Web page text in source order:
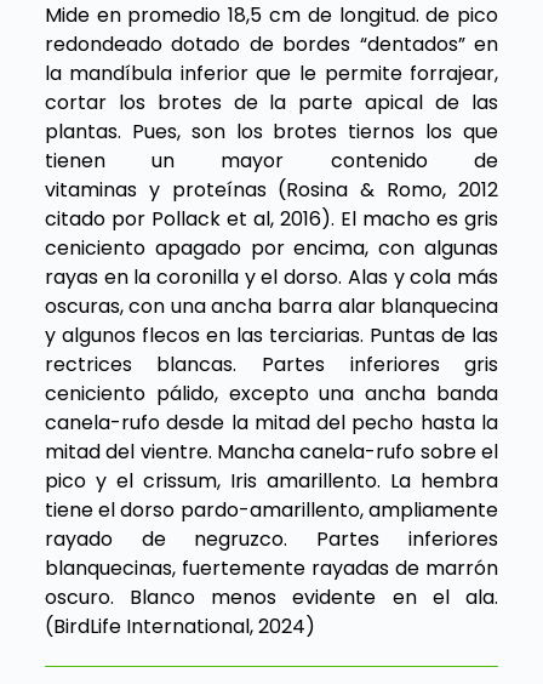
Mide en promedio 18,5 cm de longitud. de pico
redondeado dotado de bordes “dentados” en
la mandíbula inferior que le permite forrajear,
cortar los brotes de la parte apical de las
plantas. Pues, son los brotes tiernos los que
tienen un mayor contenido de
vitaminas y proteínas (Rosina & Romo, 2012
citado por Pollack et al, 2016). El macho es gris
ceniciento apagado por encima, con algunas
rayas en la coronilla y el dorso. Alas y cola más
oscuras, con una ancha barra alar blanquecina
y algunos flecos en las terciarias. Puntas de las
rectrices blancas. Partes inferiores gris
ceniciento pálido, excepto una ancha banda
canela-rufo desde la mitad del pecho hasta la
mitad del vientre. Mancha canela-rufo sobre el
pico y el crissum, Iris amarillento. La hembra
tiene el dorso pardo-amarillento, ampliamente
rayado de negruzco. Partes inferiores
blanquecinas, fuertemente rayadas de marrón
oscuro. Blanco menos evidente en el ala.
(BirdLife International, 2024)